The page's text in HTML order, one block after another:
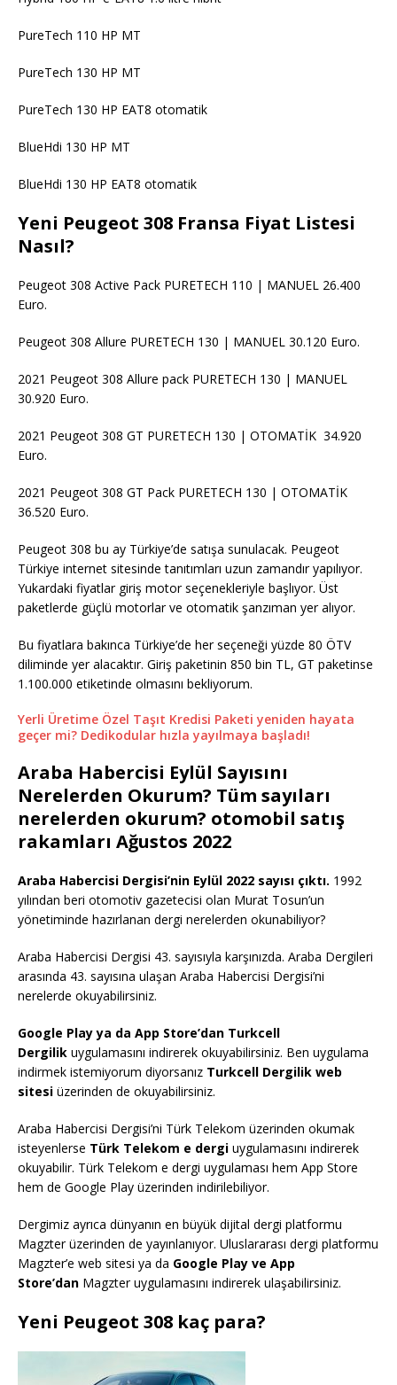
PureTech 110 HP MT
PureTech 130 HP MT
PureTech 130 HP EAT8 otomatik
BlueHdi 130 HP MT
BlueHdi 130 HP EAT8 otomatik
Yeni Peugeot 308 Fransa Fiyat Listesi
Nasıl?
Peugeot 308 Active Pack PURETECH 110 | MANUEL 26.400
Euro.
Peugeot 308 Allure PURETECH 130 | MANUEL 30.120 Euro.
2021 Peugeot 308 Allure pack PURETECH 130 | MANUEL
30.920 Euro.
2021 Peugeot 308 GT PURETECH 130 | OTOMATİK 34.920
Euro.
2021 Peugeot 308 GT Pack PURETECH 130 | OTOMATİK
36.520 Euro.
Peugeot 308 bu ay Türkiye’de satışa sunulacak. Peugeot
Türkiye internet sitesinde tanıtımları uzun zamandır yapılıyor.
Yukardaki fiyatlar giriş motor seçenekleriyle başlıyor. Üst
paketlerde güçlü motorlar ve otomatik şanzıman yer alıyor.
Bu fiyatlara bakınca Türkiye’de her seçeneği yüzde 80 ÖTV
diliminde yer alacaktır. Giriş paketinin 850 bin TL, GT paketinse
1.100.000 etiketinde olmasını bekliyorum.
Yerli Üretime Özel Taşıt Kredisi Paketi yeniden hayata
geçer mi? Dedikodular hızla yayılmaya başladı!
Araba Habercisi Eylül Sayısını
Nerelerden Okurum? Tüm sayıları
nerelerden okurum? otomobil satış
rakamları Ağustos 2022
Araba Habercisi Dergisi’nin Eylül 2022 sayısı çıktı. 1992
yılından beri otomotiv gazetecisi olan Murat Tosun’un
yönetiminde hazırlanan dergi nerelerden okunabiliyor?
Araba Habercisi Dergisi 43. sayısıyla karşınızda. Araba Dergileri
arasında 43. sayısına ulaşan Araba Habercisi Dergisi’ni
nerelerde okuyabilirsiniz.
Google Play ya da App Store’dan Turkcell
Dergilik uygulamasını indirerek okuyabilirsiniz. Ben uygulama
indirmek istemiyorum diyorsanız Turkcell Dergilik web
sitesi üzerinden de okuyabilirsiniz.
Araba Habercisi Dergisi’ni Türk Telekom üzerinden okumak
isteyenlerse Türk Telekom e dergi uygulamasını indirerek
okuyabilir. Türk Telekom e dergi uygulaması hem App Store
hem de Google Play üzerinden indirilebiliyor.
Dergimiz ayrıca dünyanın en büyük dijital dergi platformu
Magzter üzerinden de yayınlanıyor. Uluslararası dergi platformu
Magzter’e web sitesi ya da Google Play ve App
Store’dan Magzter uygulamasını indirerek ulaşabilirsiniz.
Yeni Peugeot 308 kaç para?